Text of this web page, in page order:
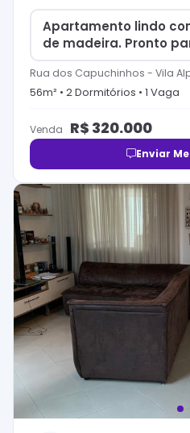
Apartamento lindo
de madeira. Pronto
Rua dos Capuchinhos - Vila
56m² • 2Dormitórios • 1 Vaga
Venda R$ 320.000
Enviar